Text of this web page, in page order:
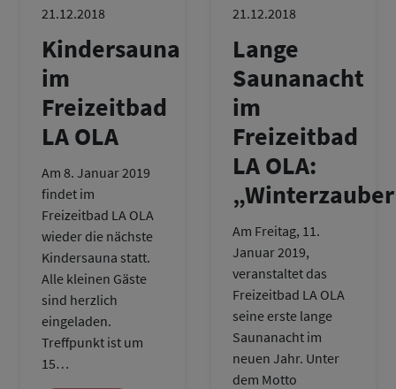
21.12.2018
Kindersauna
im
Freizeitbad
LA OLA
Am 8. Januar 2019
findet im
Freizeitbad LA OLA
wieder die nächste
Kindersauna statt.
Alle kleinen Gäste
sind herzlich
eingeladen.
Treffpunkt ist um
15…
21.12.2018
Lange
Saunanacht
im
Freizeitbad
LA OLA:
Am Freitag, 11.
Januar 2019,
veranstaltet das
Freizeitbad LA OLA
seine erste lange
Saunanacht im
neuen Jahr. Unter
dem Motto